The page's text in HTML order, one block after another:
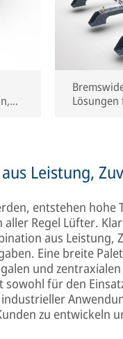
Leistung,
entstehen hohe
Regel Lüfter.
aus Leistung,
Eine breite
und
für den
zu entwickeln